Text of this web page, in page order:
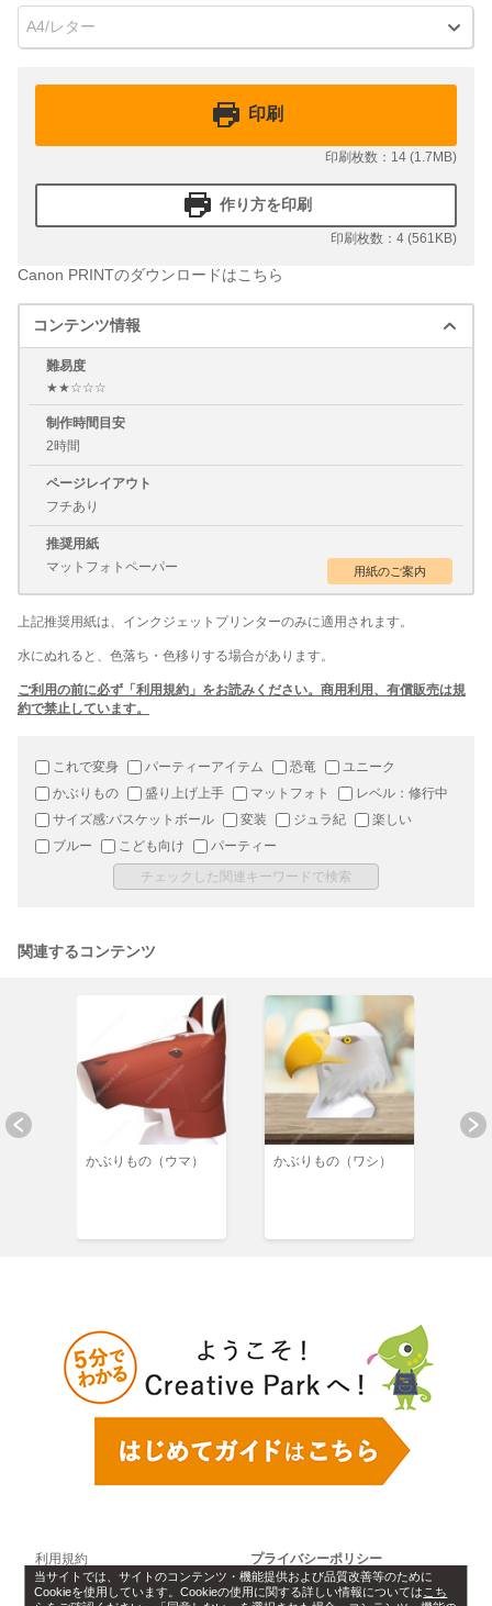
当サイトでは、サイトのコンテンツ・機能提供および品質改善等のために
Cookieを使用しています。Cookieの使用に関する詳しい情報については こち
A4/レター
印刷
印刷枚数：14 (1.7MB)
作り方を印刷
印刷枚数：4 (561KB)
Canon PRINTのダウンロードはこちら
コンテンツ情報
難易度
★★☆☆☆
制作時間目安
2時間
ページレイアウト
フチあり
推奨用紙
マットフォトペーパー
上記推奨用紙は、インクジェットプリンターのみに適用されます。
水にぬれると、色落ち・色移りする場合があります。
ご利用の前に必ず「利用規約」をお読みください。商用利用、有償販売は規
約で禁止しています。
これで変身 パーティーアイテム 恐竜
ユニーク
かぶりもの
盛り上げ上手 マットフォト
レベル：修行中
サイズ感:バスケットボール
変装 ジュラ紀
楽しい
ブルー
こども向け パーティー
関連するコンテンツ
かぶりもの（ウマ） かぶりもの（ワシ）
利用規約 プライバシーポリシー
Cookie設定 ソフトウェアライセンス情報